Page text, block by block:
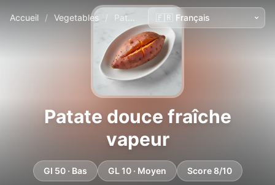
Accueil / Vegetables / Patate douce fraîche vapeur
Patate douce fraîche
vapeur
GI 50 · Bas GL 10 · Moyen Score 8/10